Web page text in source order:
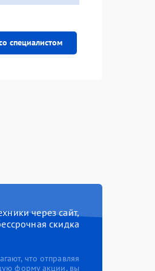
специалистом
через сайт,
скидка
что отправляя
форму акции, вы